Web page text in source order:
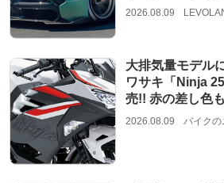
2026.08.09
大排気量モデル
ワサキ「Ninja
売!! 赤の差し色
2026.08.09 バイクの